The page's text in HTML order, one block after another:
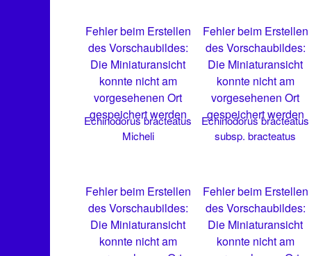
Fehler beim Erstellen
des Vorschaubildes:
Die Miniaturansicht
konnte nicht am
vorgesehenen Ort
gespeichert werden
Echinodorus bracteatus
Micheli
Fehler beim Erstellen
des Vorschaubildes:
Die Miniaturansicht
konnte nicht am
vorgesehenen Ort
gespeichert werden
Echinodorus bracteatus
subsp. bracteatus
Fehler beim Erstellen
des Vorschaubildes:
Die Miniaturansicht
konnte nicht am
Fehler beim Erstellen
des Vorschaubildes:
Die Miniaturansicht
konnte nicht am